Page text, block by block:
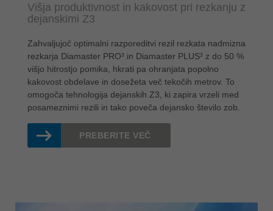
Višja produktivnost in kakovost pri rezkanju z
dejanskimi Z3
Zahvaljujoč optimalni razporeditvi rezil rezkata nadmizna
rezkarja Diamaster PRO³ in Diamaster PLUS³ z do 50 %
višjo hitrostjo pomika, hkrati pa ohranjata popolno
kakovost obdelave in dosežeta več tekočih metrov. To
omogoča tehnologija dejanskih Z3, ki zapira vrzeli med
posameznimi rezili in tako poveča dejansko število zob.
PREBERITE VEČ